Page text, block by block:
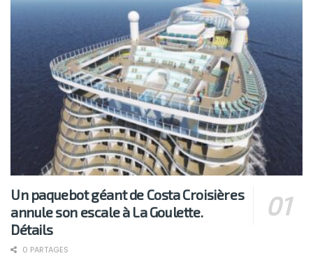
Un paquebot géant de Costa Croisières
annule son escale à La Goulette.
Détails
0 PARTAGES